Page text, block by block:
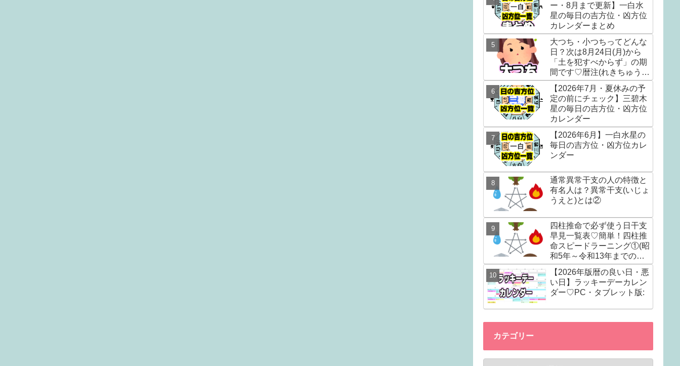
ー・8月まで更新】一白水
星の毎日の吉方位・凶方位
カレンダーまとめ
大つち・小つちってどんな
日？次は8月24日(月)から
「土を犯すべからず」の期
間です♡暦注(れきちゅう)
の選日編③
【2026年7月・夏休みの予
定の前にチェック】三碧木
星の毎日の吉方位・凶方位
カレンダー
【2026年6月】一白水星の
毎日の吉方位・凶方位カレ
ンダー
通常異常干支の人の特徴と
有名人は？異常干支(いじょ
うえと)とは②
四柱推命で必ず使う日干支
早見一覧表♡簡単！四柱推
命スピードラーニング①(昭
和5年～令和13年までの早
見表)
【2026年版暦の良い日・悪
い日】ラッキーデーカレン
ダー♡PC・タブレット版:
カテゴリー